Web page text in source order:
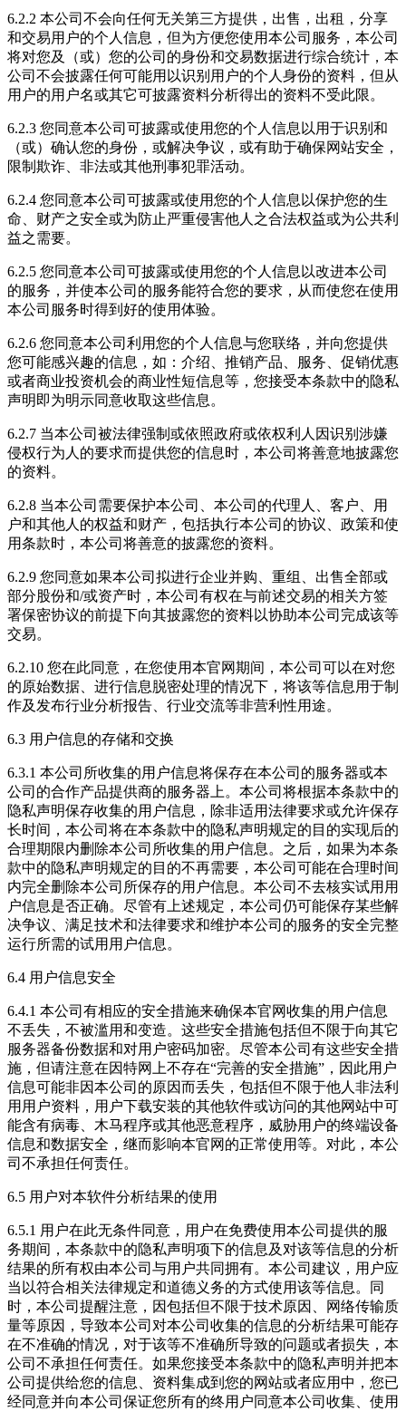
6.2.2 本公司不会向任何无关第三方提供，出售，出租，分享
和交易用户的个人信息，但为方便您使用本公司服务，本公司
将对您及（或）您的公司的身份和交易数据进行综合统计，本
公司不会披露任何可能用以识别用户的个人身份的资料，但从
用户的用户名或其它可披露资料分析得出的资料不受此限。
6.2.3 您同意本公司可披露或使用您的个人信息以用于识别和
（或）确认您的身份，或解决争议，或有助于确保网站安全，
限制欺诈、非法或其他刑事犯罪活动。
6.2.4 您同意本公司可披露或使用您的个人信息以保护您的生
命、财产之安全或为防止严重侵害他人之合法权益或为公共利
益之需要。
6.2.5 您同意本公司可披露或使用您的个人信息以改进本公司
的服务，并使本公司的服务能符合您的要求，从而使您在使用
本公司服务时得到好的使用体验。
6.2.6 您同意本公司利用您的个人信息与您联络，并向您提供
您可能感兴趣的信息，如：介绍、推销产品、服务、促销优惠
或者商业投资机会的商业性短信息等，您接受本条款中的隐私
声明即为明示同意收取这些信息。
6.2.7 当本公司被法律强制或依照政府或依权利人因识别涉嫌
侵权行为人的要求而提供您的信息时，本公司将善意地披露您
的资料。
6.2.8 当本公司需要保护本公司、本公司的代理人、客户、用
户和其他人的权益和财产，包括执行本公司的协议、政策和使
用条款时，本公司将善意的披露您的资料。
6.2.9 您同意如果本公司拟进行企业并购、重组、出售全部或
部分股份和/或资产时，本公司有权在与前述交易的相关方签
署保密协议的前提下向其披露您的资料以协助本公司完成该等
交易。
6.2.10 您在此同意，在您使用本官网期间，本公司可以在对您
的原始数据、进行信息脱密处理的情况下，将该等信息用于制
作及发布行业分析报告、行业交流等非营利性用途。
6.3 用户信息的存储和交换
6.3.1 本公司所收集的用户信息将保存在本公司的服务器或本
公司的合作产品提供商的服务器上。本公司将根据本条款中的
隐私声明保存收集的用户信息，除非适用法律要求或允许保存
长时间，本公司将在本条款中的隐私声明规定的目的实现后的
合理期限内删除本公司所收集的用户信息。之后，如果为本条
款中的隐私声明规定的目的不再需要，本公司可能在合理时间
内完全删除本公司所保存的用户信息。本公司不去核实试用用
户信息是否正确。尽管有上述规定，本公司仍可能保存某些解
决争议、满足技术和法律要求和维护本公司的服务的安全完整
运行所需的试用用户信息。
6.4 用户信息安全
6.4.1 本公司有相应的安全措施来确保本官网收集的用户信息
不丢失，不被滥用和变造。这些安全措施包括但不限于向其它
服务器备份数据和对用户密码加密。尽管本公司有这些安全措
施，但请注意在因特网上不存在“完善的安全措施”，因此用户
信息可能非因本公司的原因而丢失，包括但不限于他人非法利
用用户资料，用户下载安装的其他软件或访问的其他网站中可
能含有病毒、木马程序或其他恶意程序，威胁用户的终端设备
信息和数据安全，继而影响本官网的正常使用等。对此，本公
司不承担任何责任。
6.5 用户对本软件分析结果的使用
6.5.1 用户在此无条件同意，用户在免费使用本公司提供的服
务期间，本条款中的隐私声明项下的信息及对该等信息的分析
结果的所有权由本公司与用户共同拥有。本公司建议，用户应
当以符合相关法律规定和道德义务的方式使用该等信息。同
时，本公司提醒注意，因包括但不限于技术原因、网络传输质
量等原因，导致本公司对本公司收集的信息的分析结果可能存
在不准确的情况，对于该等不准确所导致的问题或者损失，本
公司不承担任何责任。如果您接受本条款中的隐私声明并把本
公司提供给您的信息、资料集成到您的网站或者应用中，您已
经同意并向本公司保证您所有的终用户同意本公司收集、使用